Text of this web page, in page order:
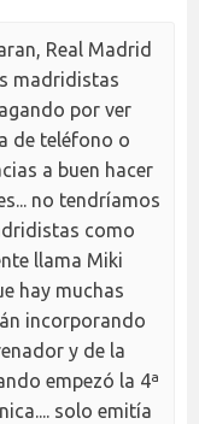
Real Madrid
madridistas
por ver
de teléfono o
a buen hacer
no tendríamos
como
llama Miki
hay muchas
incorporando
y de la
empezó la 4ª
solo emitía